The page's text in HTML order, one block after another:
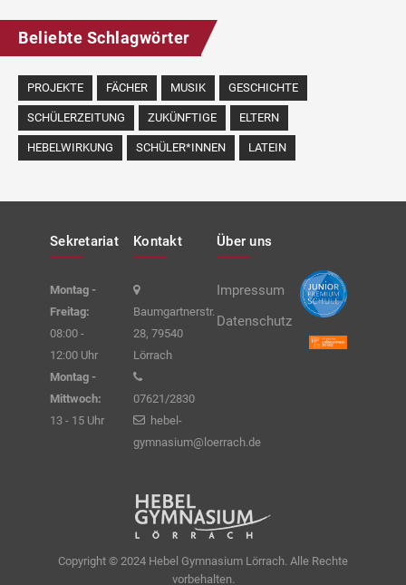
Beliebte Schlagwörter
PROJEKTE FÄCHER MUSIK GESCHICHTE
SCHÜLERZEITUNG ZUKÜNFTIGE ELTERN
HEBELWIRKUNG SCHÜLER*INNEN LATEIN
Sekretariat
Montag -
Freitag:
08:00 -
12:00 Uhr
Montag -
Mittwoch:
13 - 15 Uhr
Kontakt
Baumgartnerstr.
28, 79540
Lörrach
07621/2830
hebel-
gymnasium@loerrach.de
Über uns
Impressum
Datenschutz
Copyright © 2024 Hebel Gymnasium Lörrach. Alle Rechte
vorbehalten.